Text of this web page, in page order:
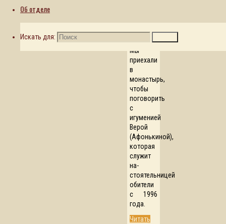
Об отделе
Искать для:
забывают
о
молитве.
Мы
приехали
в
монастырь,
чтобы
поговорить
с
игуменией
Верой
(Афонькиной),
которая
служит
на­
стоятельницей
обители
с 1996
года.
Читать